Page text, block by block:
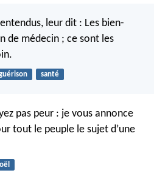
leur dit : Les bien-
de médecin ; ce sont les
santé
pas peur : je vous annonce
tout le peuple le sujet d’une